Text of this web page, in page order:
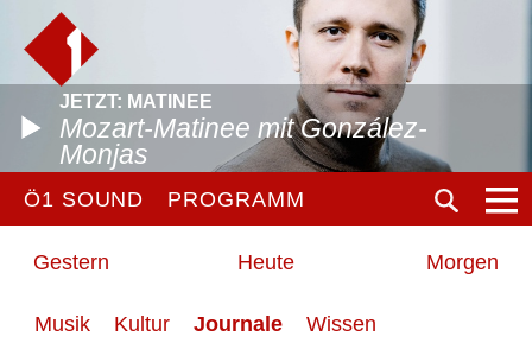
JETZT: MATINEE
Mozart-Matinee mit González-
Monjas
Ö1 SOUND PROGRAMM
Gestern Heute Morgen
Musik Kultur Journale
Wissen